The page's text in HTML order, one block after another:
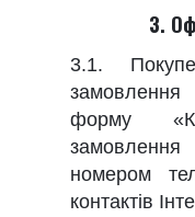
3.
3.1.
замовлення
форму
номером
контактів